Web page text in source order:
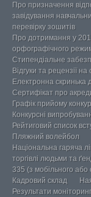
Про призначення
завідування
перевірку зошитів
Про дотримання у
орфографічного
Стипендіальне
Відгуки та рецензії
Електронна скринька
Сертифікат про
Графік прийому
Конкурсні
Рейтиговий список
Пляжний волейбол
Національна гаряча
торгівлі людьми та
335 (з мобільного або
Кадровий склад
Результати